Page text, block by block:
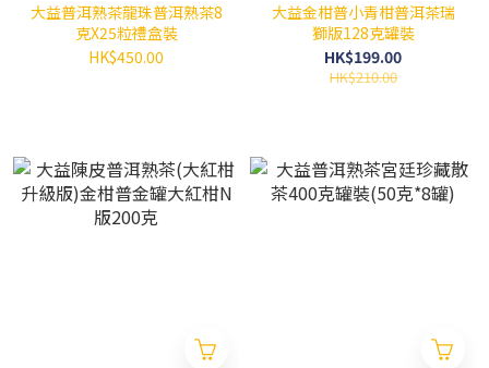
大益普洱熟茶龍珠普洱熟茶8
克X25粒禮盒裝
HK$450.00
大益金柑普小青柑普洱茶瑞
獅版128克罐裝
HK$199.00
HK$210.00